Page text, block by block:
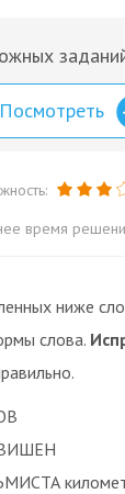
Посмотреть
время
ниже
слова.
ВИШЕН